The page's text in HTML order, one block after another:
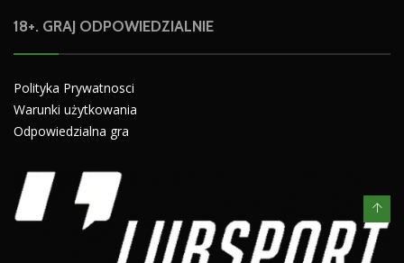
18+. GRAJ ODPOWIEDZIALNIE
Polityka Prywatnosci
Warunki użytkowania
Odpowiedzialna gra